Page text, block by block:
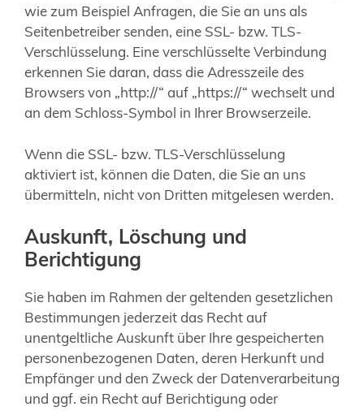
wie zum Beispiel Anfragen, die Sie an uns als
Seitenbetreiber senden, eine SSL- bzw. TLS-
Verschlüsselung. Eine verschlüsselte Verbindung
erkennen Sie daran, dass die Adresszeile des
Browsers von „http://“ auf „https://“ wechselt und
an dem Schloss-Symbol in Ihrer Browserzeile.
Wenn die SSL- bzw. TLS-Verschlüsselung
aktiviert ist, können die Daten, die Sie an uns
übermitteln, nicht von Dritten mitgelesen werden.
Auskunft, Löschung und
Berichtigung
Sie haben im Rahmen der geltenden gesetzlichen
Bestimmungen jederzeit das Recht auf
unentgeltliche Auskunft über Ihre gespeicherten
personenbezogenen Daten, deren Herkunft und
Empfänger und den Zweck der Datenverarbeitung
und ggf. ein Recht auf Berichtigung oder